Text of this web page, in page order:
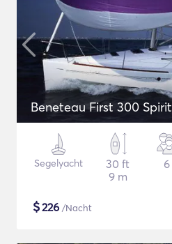
Beneteau First 300 Spirit
Segelyacht
30 ft
9 m
6
$226 /Nacht